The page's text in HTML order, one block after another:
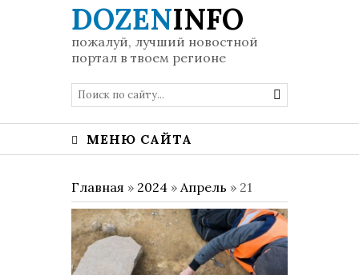
DOZENINFO
пожалуй, лучший новостной
портал в твоем регионе
МЕНЮ САЙТА
Главная » 2024 » Апрель » 21